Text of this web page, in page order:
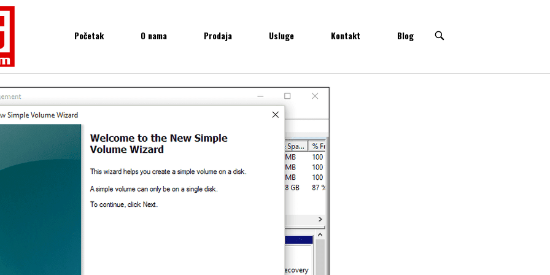
Početak O nama Prodaja Usluge Kontakt Blog
OPEN